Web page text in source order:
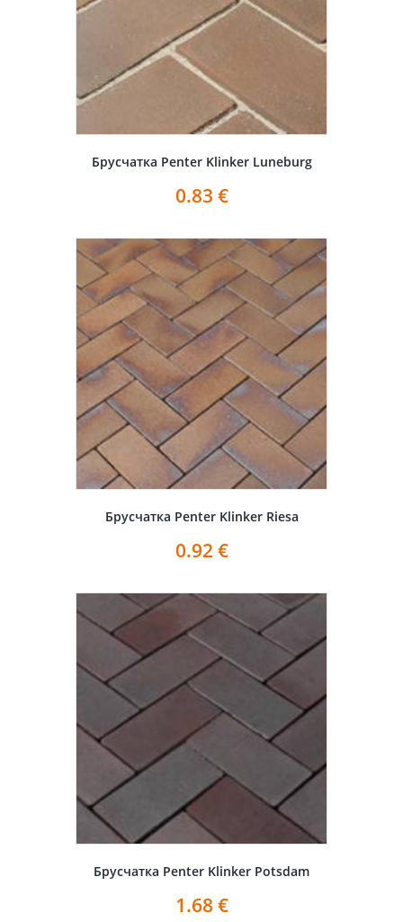
Брусчатка Penter Klinker Luneburg
0.83 €
Брусчатка Penter Klinker Riesa
0.92 €
Брусчатка Penter Klinker Potsdam
1.68 €